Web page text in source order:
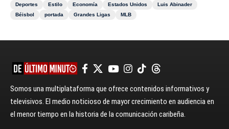
Deportes
Estilo Economía Estados Unidos
Luis Abinader
Béisbol
portada Grandes Ligas MLB
Somos una multiplataforma que ofrece contenidos informativos y
televisivos. El medio noticioso de mayor crecimiento en audiencia en
el menor tiempo en la historia de la comunicación caribeña.